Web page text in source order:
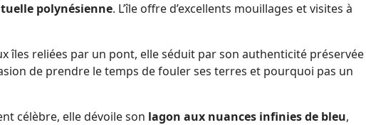
polynésienne. L’île offre d’excellents mouillages et visites à
îles reliées par un pont, elle séduit par son authenticité préservée
de prendre le temps de fouler ses terres et pourquoi pas un
célèbre, elle dévoile son lagon aux nuances infinies de bleu,